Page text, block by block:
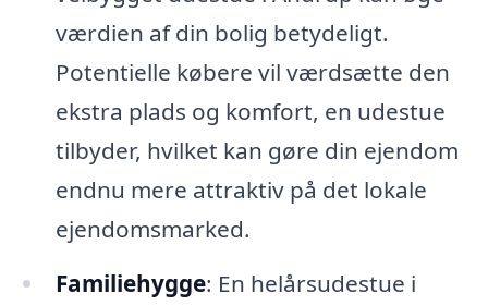
værdien af din bolig betydeligt.
Potentielle købere vil værdsætte den
ekstra plads og komfort, en udestue
tilbyder, hvilket kan gøre din ejendom
endnu mere attraktiv på det lokale
ejendomsmarked.
Familiehygge: En helårsudestue i